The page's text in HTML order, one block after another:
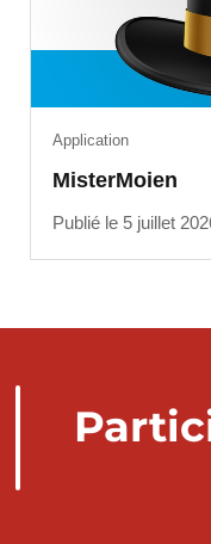
MisterMoien
Application
Publié le 5 juillet